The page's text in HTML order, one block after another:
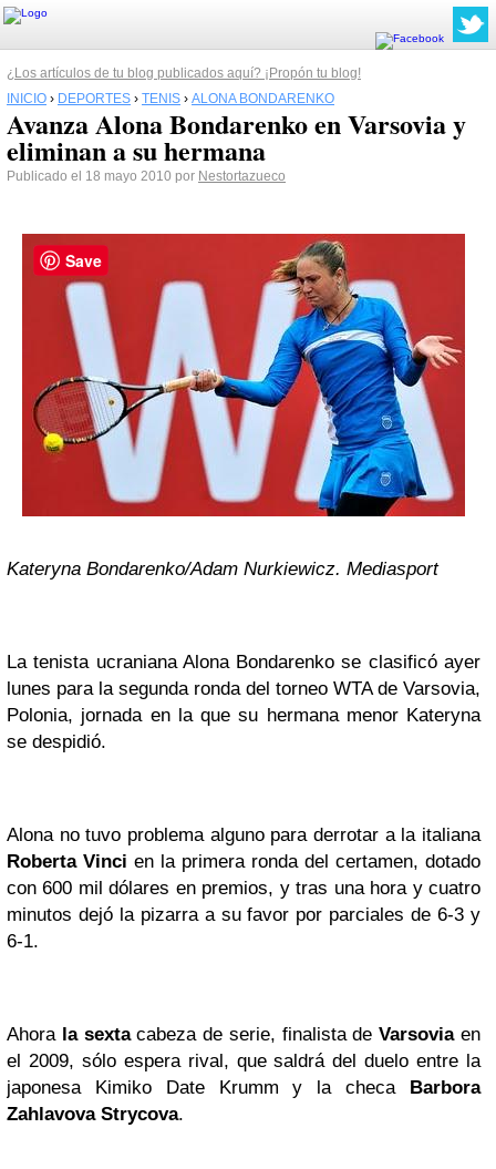
¿Los artículos de tu blog publicados aquí? ¡Propón tu blog!
INICIO › DEPORTES › TENIS › ALONA BONDARENKO
Avanza Alona Bondarenko en Varsovia y
eliminan a su hermana
Publicado el 18 mayo 2010 por Nestortazueco
Kateryna Bondarenko/Adam Nurkiewicz. Mediasport
La tenista ucraniana Alona Bondarenko se clasificó ayer
lunes para la segunda ronda del torneo WTA de Varsovia,
Polonia, jornada en la que su hermana menor Kateryna
se despidió.
Alona no tuvo problema alguno para derrotar a la italiana
Roberta Vinci en la primera ronda del certamen, dotado
con 600 mil dólares en premios, y tras una hora y cuatro
minutos dejó la pizarra a su favor por parciales de 6-3 y
6-1.
Ahora la sextacabeza de serie, finalista deVarsoviaen
el 2009, sólo espera rival, que saldrá del duelo entre la
japonesa Kimiko Date Krumm y la checa Barbora
Zahlavova Strycova.
Save